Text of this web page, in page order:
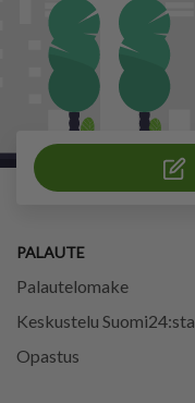
PALAUTE
Palautelomake
Keskustelu Suomi24:sta
Opastus